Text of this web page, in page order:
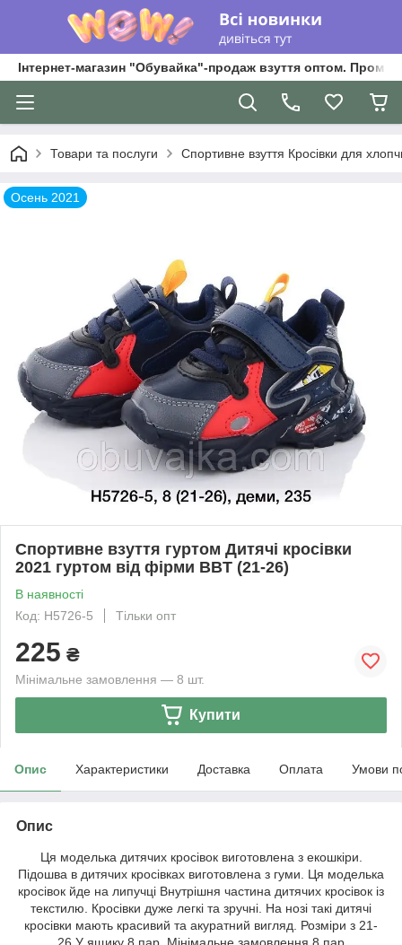
Інтернет-магазин "Обувайка"-продаж взуття оптом.
Товари та послуги Спортивне взуття Кросівки для
Осень 2021
Спортивне взуття гуртом Дитячі кросівки
2021 гуртом від фірми BBT (21-26)
В наявності
Код: H5726-5
Тільки опт
225 ₴
Мінімальне замовлення — 8 шт.
Купити
Опис Характеристики Доставка Оплата Умови
Опис
Ця моделька дитячих кросівок виготовлена з екошкіри.
Підошва в дитячих кросівках виготовлена з гуми. Ця моделька
кросівок йде на липучці Внутрішня частина дитячих кросівок із
текстилю. Кросівки дуже легкі та зручні. На нозі такі дитячі
кросівки мають красивий та акуратний вигляд. Розміри з 21-
26 У ящику 8 пар. Мінімальне замовлення 8 пар